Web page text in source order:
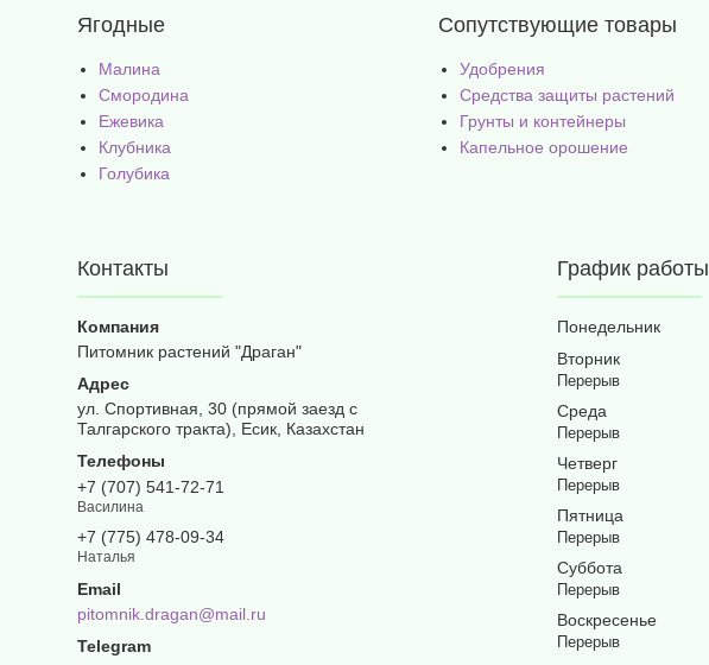
Ягодные
Малина
Смородина
Ежевика
Клубника
Голубика
Сопутствующие товары
Удобрения
Средства защиты растений
Грунты и контейнеры
Капельное орошение
Контакты
Питомник растений "Драган"
ул. Спортивная, 30 (прямой заезд с
Талгарского тракта), Есик, Казахстан
+7 (707) 541-72-71
Василина
+7 (775) 478-09-34
Наталья
pitomnik.dragan@mail.ru
График работы
Понедельник
Вторник
Среда
Четверг
Пятница
Суббота
Воскресенье